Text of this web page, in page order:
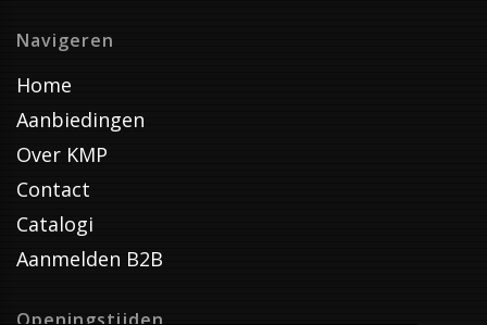
Navigeren
Home
Aanbiedingen
Over KMP
Contact
Catalogi
Aanmelden B2B
Openingstijden